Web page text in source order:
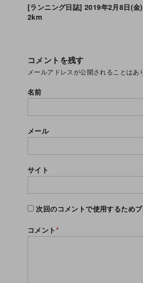
[ランニング日誌] 2019年2月8日(金)
2km
コメントを残す
メールアドレスが公開されることはあ
名前
メール
サイト
次回のコメントで使用するため
コメント *